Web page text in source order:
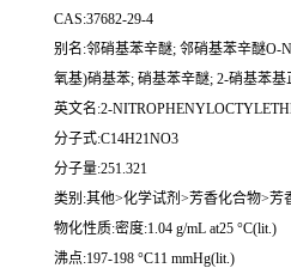
CAS:37682-29-4
别名:邻硝基苯辛醚; 邻硝基苯辛醚O-
氧基)硝基苯; 硝基苯辛醚; 2-硝基苯基
英文名:2-
分子式:C14H21NO3
分子量:251.321
类别:其他>化学试剂>芳香化合物>芳
物化性质:密度:1.04 g/mL at25 °C(lit.)
沸点:197-198 °C11 mmHg(lit.)